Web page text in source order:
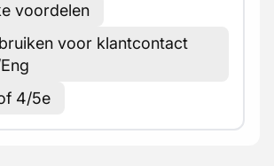
voordelen
voor klantcontact
4/5e